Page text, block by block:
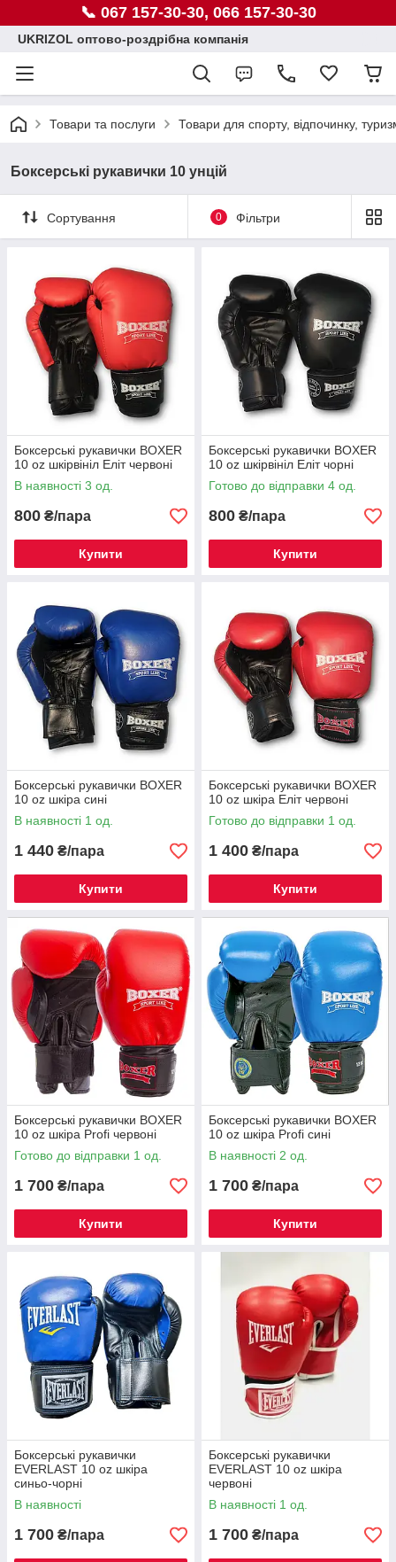
📞 067 157-30-30, 066 157-30-30
UKRIZOL оптово-роздрібна компанія
Товари та послуги Товари для спорту, відпочинку,
Боксерські рукавички 10 унцій
Сортування 0 Фільтри
Боксерські рукавички BOXER
10 оz шкірвініл Еліт червоні
В наявності 3 од.
800 ₴/пара
Купити
Боксерські рукавички BOXER
10 оz шкірвініл Еліт чорні
Готово до відправки 4 од.
800 ₴/пара
Купити
Боксерські рукавички BOXER
10 oz шкіра сині
В наявності 1 од.
1 440 ₴/пара
Купити
Боксерські рукавички BOXER
10 оz шкіра Еліт червоні
Готово до відправки 1 од.
1 400 ₴/пара
Купити
Боксерські рукавички BOXER
10 оz шкіра Profi червоні
Готово до відправки 1 од.
1 700 ₴/пара
Купити
Боксерські рукавички BOXER
10 оz шкіра Profi сині
В наявності 2 од.
1 700 ₴/пара
Купити
Боксерські рукавички
EVERLAST 10 oz шкіра
синьо-чорні
В наявності
1 700 ₴/пара
Боксерські рукавички
EVERLAST 10 oz шкіра
червоні
В наявності 1 од.
1 700 ₴/пара